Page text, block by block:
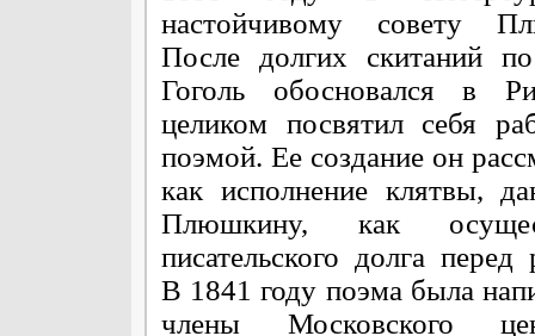
настойчивому совету
После долгих скитаний
Гоголь обосновался в
целиком посвятил себя
поэмой. Ее создание он
как исполнение клятвы,
Плюшкину, как
писательского долга перед
В 1841 году поэма была
члены Московского